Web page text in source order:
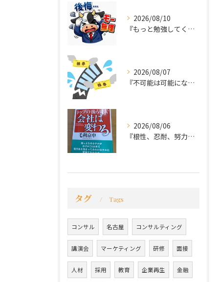
2026/08/10
『もっと勉強してくれば良かった～後悔先にたたず』
2026/08/07
『不可能は可能になる』
2026/08/06
『根性、忍耐、努力という言葉は死語なのか』
タグ Tags
コンサル 名古屋 コンサルティング
講演会 マーケティング 研修 面接
人材 採用 教育 企業再生 金融